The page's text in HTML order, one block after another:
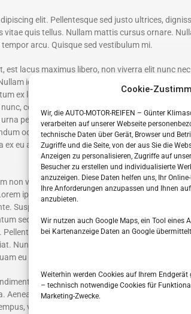
Cookie-
Wir, die AUTO-MOTOR-REIFEN – Günter
verarbeiten auf unserer Webseite
technische Daten über Gerät, Browser und
Zugriffe und die Seite, von der aus Sie die
Anzeigen zu personalisieren, Zugriffe auf
Besucher zu erstellen und individualisierte
anzuzeigen. Diese Daten helfen uns, Ihr
Ihre Anforderungen anzupassen und Ihnen
anzubieten.
Wir nutzen auch Google Maps, ein Tool eines
bei Kartenanzeige Daten an Google
Weiterhin werden Cookies auf Ihrem
– technisch notwendige Cookies für
Marketing-Zwecke.
elit. Pellentesque sed justo ultrices,
vitae quis tellus. Nullam mattis cursus ornare.
arcu. Quisque sed vestibulum mi.
est lacus maximus libero, non viverra elit nunc
id laoreet arcu. Fusce ultrices est vitae
ex laoreet. Aenean mattis at dolor at rhoncus.
consectetur consectetur tellus eget,
pellentesque lacus, in ornare orci sem at
odio, non blandit ante dui sed est. Fusce
ex eu augue varius imperdiet. Pellentesque
non vestibulum pharetra. Etiam et porttitor
ipsum dolor sit amet, consectetur adipiscing
Suspendisse eget fringilla urna, sed venenatis
sed. In id consectetur dui. Orci varius natoque
vitae est metus. Nullam in interdum
Nunc tincidunt nibh nibh. Aliquam mollis mollis
eu sem.
Praesent id orci pulvinar, feugiat
Aenean volutpat nulla in gravida ornare. Duis
vel egestas arcu hendrerit. Suspendisse